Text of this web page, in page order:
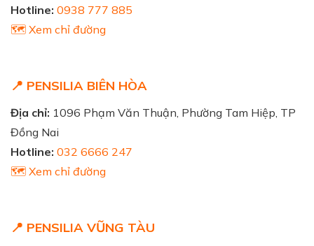
Hotline: 0938 777 885
🗺️ Xem chỉ đường
📍 PENSILIA BIÊN HÒA
Địa chỉ: 1096 Phạm Văn Thuận, Phường Tam Hiệp, TP
Đồng Nai
Hotline: 032 6666 247
🗺️ Xem chỉ đường
📍 PENSILIA VŨNG TÀU